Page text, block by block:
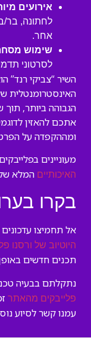
אירועים
לחתונה, בר/
אחר.
שימוש
לסרטוני
השיר “צביקי רנד”
האינסטרומנטלית
הגבוהה ביותר, תוך
אתכם להאזין
ומההקפדה על
מעוניינים
האיכותיים המלא
בקרו
אל תחמיצו
היוטיוב של ורסנו
תכנים חדשים באופן
נתקלתם בבעיה
פלייבקים מהאתר
עמנו קשר לסיוע